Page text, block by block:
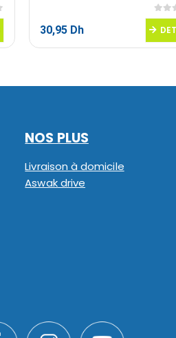
0sur
30,95 Dh
NOS PLUS
Livraison à domicile
Aswak drive